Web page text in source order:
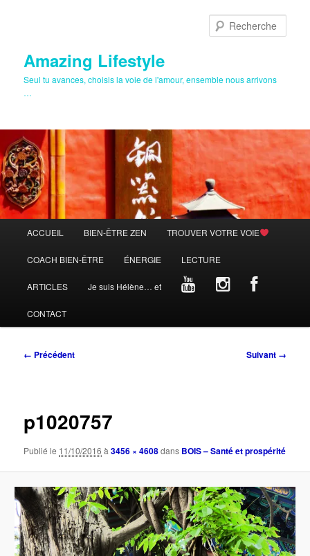
Amazing Lifestyle
Seul tu avances, choisis la voie de l'amour, ensemble nous arrivons
…
principal
ACCUEIL BIEN-ÊTRE ZEN TROUVER VOTRE VOIE
COACH BIEN-ÊTRE ÉNERGIE LECTURE
ARTICLES Je suis Hélène… et
CONTACT
Navigation
← Précédent Suivant →
p1020757
Publié le 11/10/2016 à3456 × 4608dans BOIS – Santé et prospérité